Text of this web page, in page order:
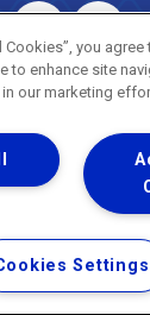
empresa
Copyright ® 2026 - Todos os
natureza movimenta
de Uso de Sites
e
Cookies”, you
to enhance site
our marketing
Settings